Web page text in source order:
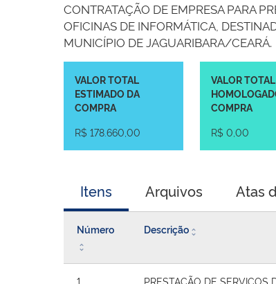
CONTRATAÇÃO DE EMPRESA PARA
OFICINAS DE INFORMÁTICA,
MUNICÍPIO DE JAGUARIBARA/CEARÁ.
VALOR TOTAL
ESTIMADO DA
COMPRA
R$ 178.660,00
VALOR TOTAL
COMPRA
R$ 0,00
Itens Arquivos Atas
Número Descrição
1
PRESTAÇÃO DE SERVIÇOS